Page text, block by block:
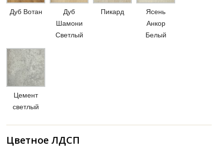
Дуб Вотан
Дуб
Шамони
Светлый
Пикард
Ясень
Анкор
Белый
Цемент
светлый
Цветное ЛДСП